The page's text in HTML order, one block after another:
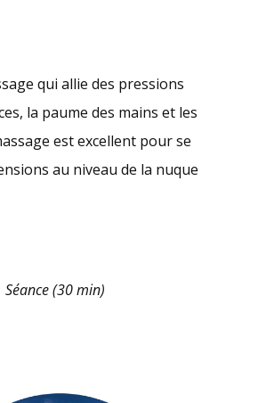
qui allie des pressions
la paume des mains et les
est excellent pour se
au niveau de la nuque
Séance (30 min)